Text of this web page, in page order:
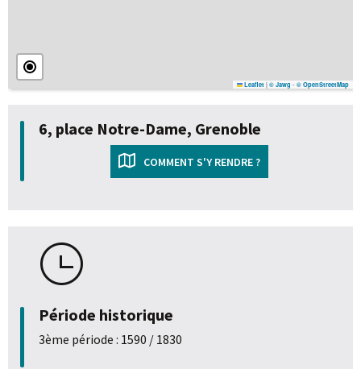
Leaflet | © Jawg - © OpenStreetMap
6, place Notre-Dame, Grenoble
COMMENT S'Y RENDRE ?
Période historique
3ème période : 1590 / 1830